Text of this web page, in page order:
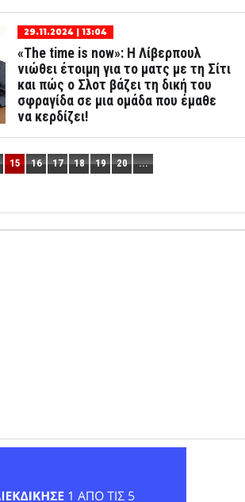
29.11.2024 | 13:04
«The time is now»: Η Λίβερπουλ
νιώθει έτοιμη για το ματς με τη Σίτι
και πώς ο Σλοτ βάζει τη δική του
σφραγίδα σε μια ομάδα που έμαθε
να κερδίζει!
15 16 17 18 19 20 ...